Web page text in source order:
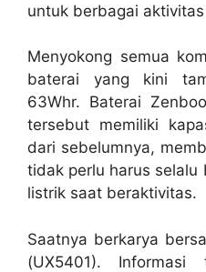
untuk berbagai
Menyokong semua
baterai yang kini
63Whr. Baterai
tersebut memiliki
dari sebelumnya,
tidak perlu harus
listrik saat beraktivitas.
Saatnya berkarya
(UX5401). Informasi